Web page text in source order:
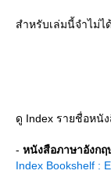
สำหรับเล่มนี้จำไม่
ดู Index รายชื่อหนั
- หนังสือภาษาอังกฤ
Index Bookshelf :